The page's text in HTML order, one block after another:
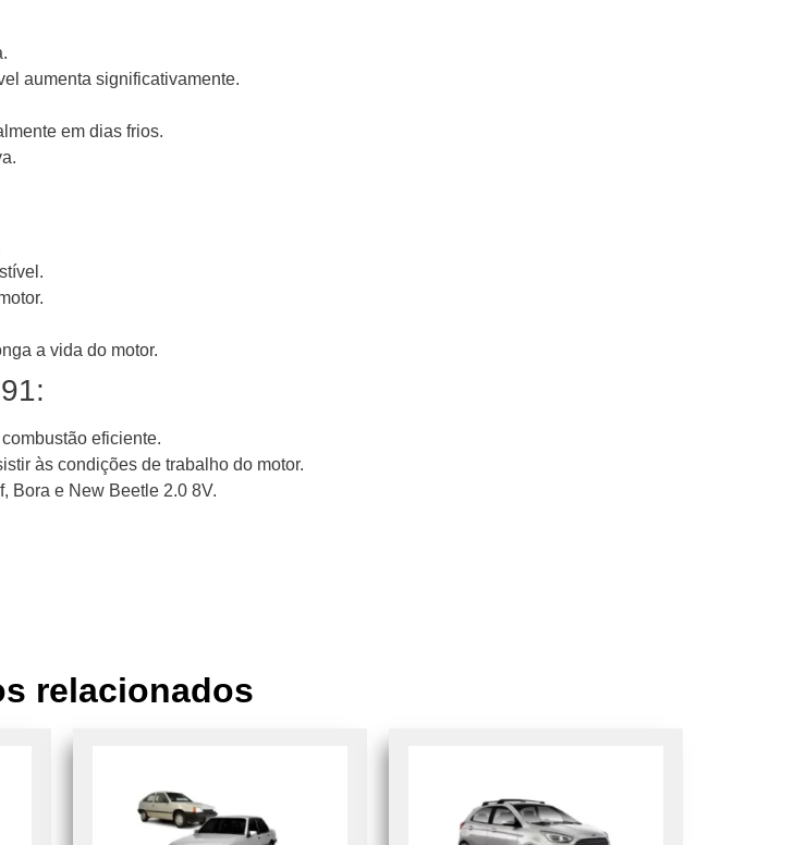
aumenta significativamente.
em dias frios.
a vida do motor.
eficiente.
às condições de trabalho do motor.
Bora e New Beetle 2.0 8V.
relacionados